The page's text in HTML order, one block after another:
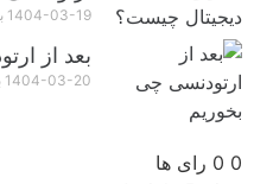
1404-03-19
بعد از
1404-03-20
0
0 رای ها